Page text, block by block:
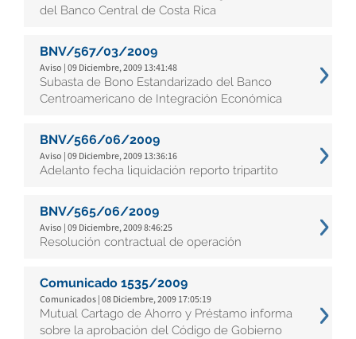
del Banco Central de Costa Rica
BNV/567/03/2009
Aviso | 09 Diciembre, 2009 13:41:48
Subasta de Bono Estandarizado del Banco
Centroamericano de Integración Económica
BNV/566/06/2009
Aviso | 09 Diciembre, 2009 13:36:16
Adelanto fecha liquidación reporto tripartito
BNV/565/06/2009
Aviso | 09 Diciembre, 2009 8:46:25
Resolución contractual de operación
Comunicado 1535/2009
Comunicados | 08 Diciembre, 2009 17:05:19
Mutual Cartago de Ahorro y Préstamo informa
sobre la aprobación del Código de Gobierno